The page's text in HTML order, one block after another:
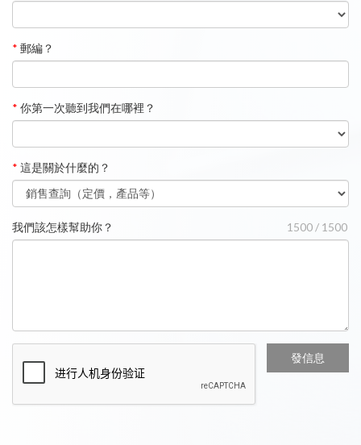
* 郵編？
* 你第一次聽到我們在哪裡？
* 這是關於什麼的？
我們該怎樣幫助你？ 1500 / 1500